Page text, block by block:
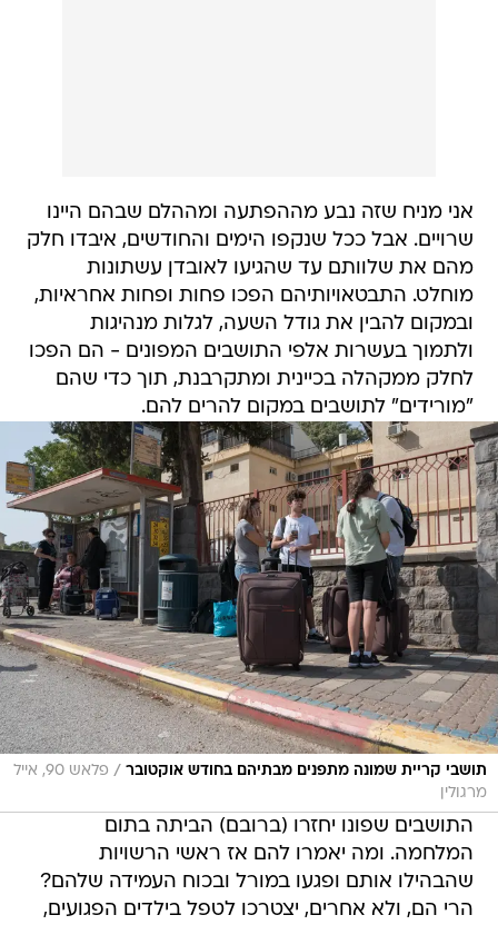
אני מניח שזה נבע מההפתעה ומההלם שבהם היינו
שרויים. אבל ככל שנקפו הימים והחודשים, איבדו חלק
מהם את שלוותם עד שהגיעו לאובדן עשתונות
מוחלט. התבטאויותיהם הפכו פחות ופחות אחראיות,
ובמקום להבין את גודל השעה, לגלות מנהיגות
ולתמוך בעשרות אלפי התושבים המפונים - הם הפכו
לחלק ממקהלה בכיינית ומתקרבנת, תוך כדי שהם
"מורידים" לתושבים במקום להרים להם.
תושבי קריית שמונה מתפנים מבתיהם בחודש אוקטובר /
פלאש 90, אייל
מרגולין
התושבים שפונו יחזרו (ברובם) הביתה בתום
המלחמה. ומה יאמרו להם אז ראשי הרשויות
שהבהילו אותם ופגעו במורל ובכוח העמידה שלהם?
הרי הם, ולא אחרים, יצטרכו לטפל בילדים הפגועים,